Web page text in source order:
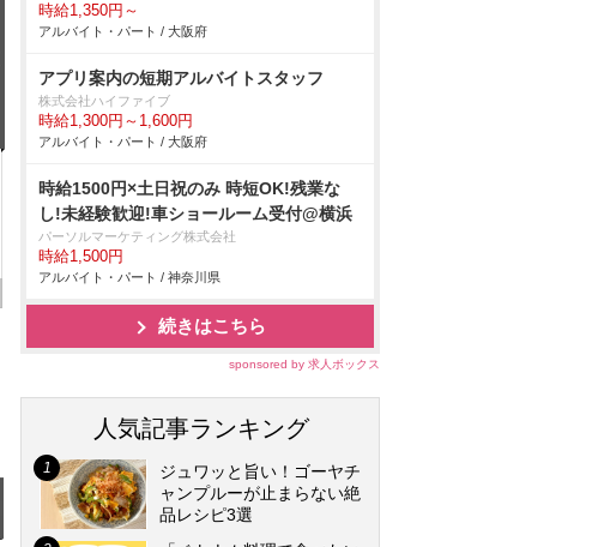
時給1,350円～
アルバイト・パート / 大阪府
アプリ案内の短期アルバイトスタッフ
株式会社ハイファイブ
時給1,300円～1,600円
アルバイト・パート / 大阪府
時給1500円×土日祝のみ 時短OK!残業な
し!未経験歓迎!車ショールーム受付@横浜
パーソルマーケティング株式会社
時給1,500円
アルバイト・パート / 神奈川県
続きはこちら
sponsored by 求人ボックス
人気記事ランキング
ジュワッと旨い！ゴーヤチ
ャンプルーが止まらない絶
品レシピ3選